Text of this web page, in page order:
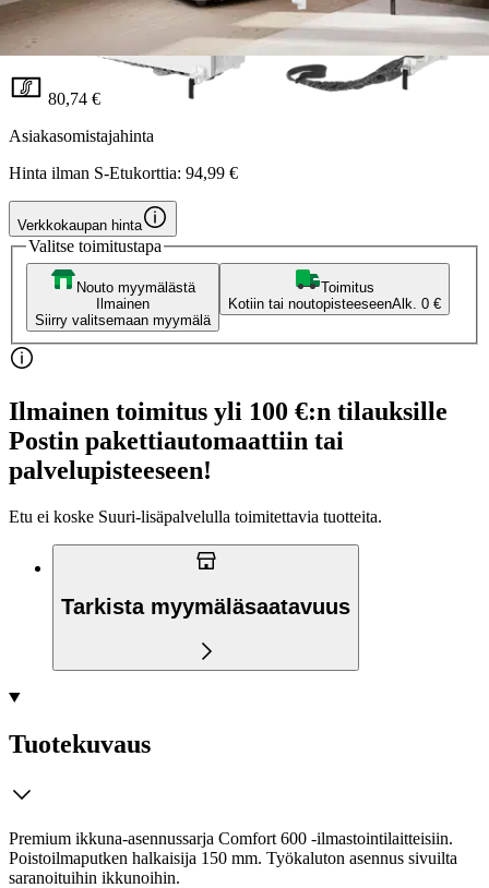
Tuotearvioiden keskiarvo3/5
80,74 €
Asiakasomistajahinta
Hinta ilman S-Etukorttia: 94,99 €
Verkkokaupan hinta
Valitse toimitustapa
Nouto myymälästä
Ilmainen
Siirry valitsemaan myymälä
Toimitus
Kotiin tai noutopisteeseenAlk. 0 €
Ilmainen toimitus yli 100 €:n tilauksille
Postin pakettiautomaattiin tai
palvelupisteeseen!
Etu ei koske Suuri‑lisäpalvelulla toimitettavia tuotteita.
Tarkista myymäläsaatavuus
Tuotekuvaus
Premium ikkuna-asennussarja Comfort 600 -ilmastointilaitteisiin.
Poistoilmaputken halkaisija 150 mm. Työkaluton asennus sivuilta
saranoituihin ikkunoihin.